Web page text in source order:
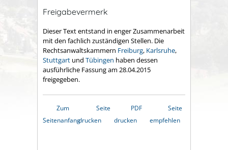
Freigabevermerk
Dieser Text entstand in enger Zusammenarbeit
mit den fachlich zuständigen Stellen. Die
Rechtsanwaltskammern Freiburg, Karlsruhe,
Stuttgart und Tübingen haben dessen
ausführliche Fassung am 28.04.2015
freigegeben.
Zum
Seitenanfang
Seite
drucken
PDF
drucken
Seite
empfehlen